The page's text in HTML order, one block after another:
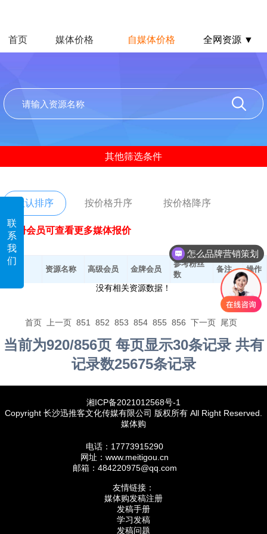
联
系
我
们
首页 媒体价格 自媒体价格 全网资源 ▼
其他筛选条件
默认排序 按价格升序 按价格降序
注册会员可查看更多媒体报价
资源名称 高级会员 金牌会员
参考粉丝
数
备注 操作
没有相关资源数据！
首页 上一页 851 852 853 854 855 856 下一页 尾页
当前为920/856页 每页显示30条记录 共有
记录数25675条记录
湘ICP备2021012568号-1
Copyright 长沙迅推客文化传媒有限公司 版权所有 All Right Reserved.
媒体购
电话：17773915290
网址：www.meitigou.cn
邮箱：484220975@qq.com
友情链接：
媒体购发稿注册
发稿手册
学习发稿
发稿问题
怎么品牌营销策划